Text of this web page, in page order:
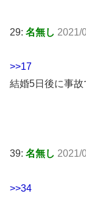
29: 名無し 2021/
>>17
結婚5日後に事故
39: 名無し 2021/
>>34